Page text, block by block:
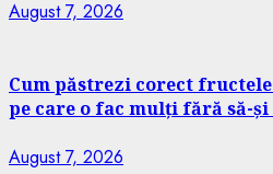
August 7, 2026
Cum păstrezi corect
pe care o fac mulți fără să-și
August 7, 2026